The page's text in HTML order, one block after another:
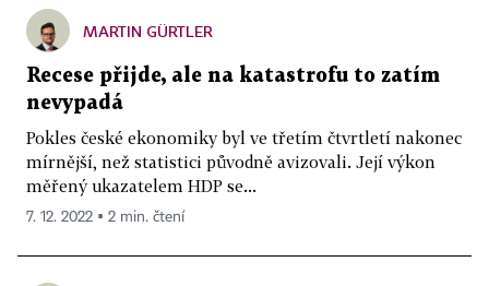
MARTIN GÜRTLER
Recese přijde, ale na katastrofu to zatím
nevypadá
Pokles české ekonomiky byl ve třetím čtvrtletí nakonec
mírnější, než statistici původně avizovali. Její výkon
měřený ukazatelem HDP se...
7. 12. 2022 ▪ 2 min. čtení